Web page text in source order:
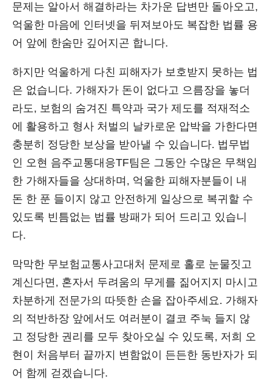
문제는 알아서 해결하라는 차가운 답변만 돌아오고,
억울한 마음에 인터넷을 뒤져보아도 복잡한 법률 용
어 앞에 한숨만 깊어지곤 합니다.
하지만 억울하게 다친 피해자가 보호받지 못하는 법
은 없습니다. 가해자가 돈이 없다고 으름장을 놓더
라도, 보험의 숨겨진 특약과 국가 제도를 적재적소
에 활용하고 형사 처벌의 날카로운 압박을 가한다면
충분히 정당한 보상을 받아낼 수 있습니다. 법무법
인 오현 음주교통대응TF팀은 그동안 수많은 무책임
한 가해자들을 상대하며, 억울한 피해자분들이 내
돈 한 푼 들이지 않고 안전하게 일상으로 복귀할 수
있도록 빈틈없는 법률 방패가 되어 드리고 있습니
다.
막막한 무보험교통사고대처 문제로 홀로 눈물짓고
계신다면, 혼자서 두려움의 무게를 짊어지지 마시고
차분하게 전문가의 따뜻한 손을 잡아주세요. 가해자
의 적반하장 앞에서도 여러분이 결코 주눅 들지 않
고 정당한 권리를 모두 찾아오실 수 있도록, 저희 오
현이 처음부터 끝까지 변함없이 든든한 동반자가 되
어 함께 걷겠습니다.